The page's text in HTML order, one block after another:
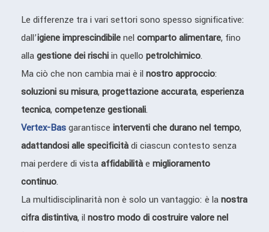
Le differenze tra i vari settori sono spesso significative:
dall’igiene imprescindibilenelcomparto alimentare, fino
allagestione dei rischiin quello petrolchimico.
Ma ciò che non cambia mai è ilnostro approccio:
soluzioni su misura,progettazione accurata,esperienza
tecnica,competenze gestionali.
Vertex-Basgarantisce interventi che durano nel tempo,
adattandosi alle specificitàdi ciascun contesto senza
mai perdere di vistaaffidabilitàe miglioramento
continuo.
Lamultidisciplinarità non è solo un vantaggio: è lanostra
cifra distintiva, ilnostro modo di costruire valore nel